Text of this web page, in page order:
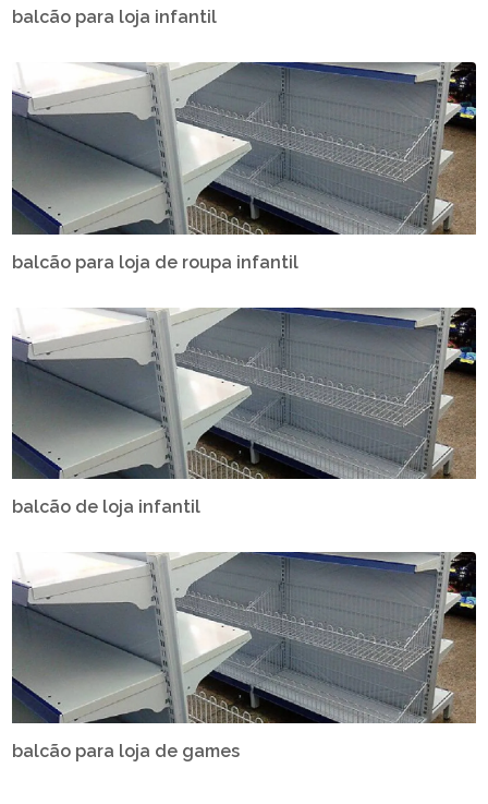
balcão para loja infantil
balcão para loja de roupa infantil
balcão de loja infantil
balcão para loja de games